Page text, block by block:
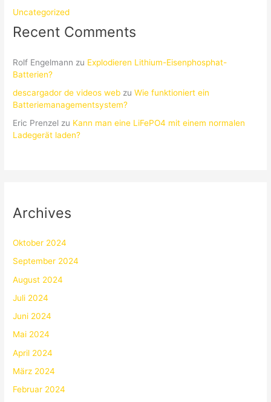
Uncategorized
Recent Comments
Rolf Engelmann zu Explodieren Lithium-Eisenphosphat-
Batterien?
descargador de videos web zuWie funktioniert ein
Batteriemanagementsystem?
Eric Prenzel zu Kann man eine LiFePO4 mit einem normalen
Ladegerät laden?
Archives
Oktober 2024
September 2024
August 2024
Juli 2024
Juni 2024
Mai 2024
April 2024
März 2024
Februar 2024